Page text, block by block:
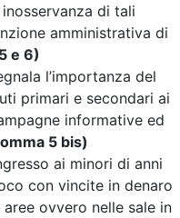
di tali
amministrativa di
e 6)
l’importanza del
primari e secondari ai
informative ed
5 bis)
ai minori di anni
con vincite in denaro
ovvero nelle sale in